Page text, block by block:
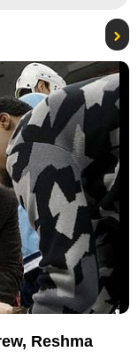
Reshma